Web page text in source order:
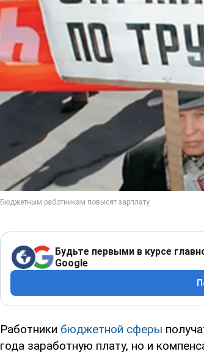
Будьте первыми в курсе
Google
Работники бюджетной сферы
года заработную плату, но и